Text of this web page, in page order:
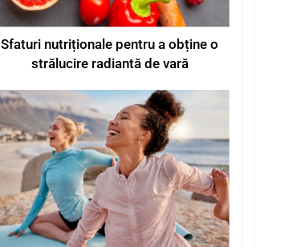
Sfaturi nutriționale pentru a obține o
strălucire radiantă de vară